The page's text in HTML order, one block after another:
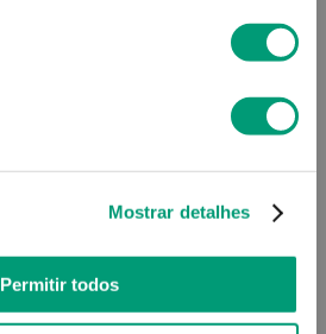
Mostrar detalhes
Permitir todos
MINAMI